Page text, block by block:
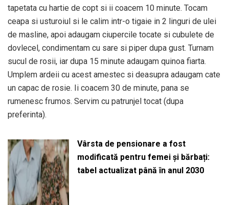
tapetata cu hartie de copt si ii coacem 10 minute. Tocam
ceapa si usturoiul si le calim intr-o tigaie in 2 linguri de ulei
de masline, apoi adaugam ciupercile tocate si cubulete de
dovlecel, condimentam cu sare si piper dupa gust. Turnam
sucul de rosii, iar dupa 15 minute adaugam quinoa fiarta.
Umplem ardeii cu acest amestec si deasupra adaugam cate
un capac de rosie. Ii coacem 30 de minute, pana se
rumenesc frumos. Servim cu patrunjel tocat (dupa
preferinta).
Vârsta de pensionare a fost
modificată pentru femei și bărbați:
tabel actualizat până în anul 2030